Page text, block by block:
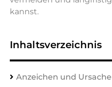
kannst.
Inhaltsverzeichnis
Anzeichen und